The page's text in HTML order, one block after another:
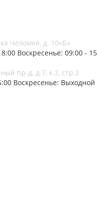
Челомея, д. 10«Б»
Воскресенье: 09:00 -
пр-д, д.7, к.2, стр.2
Воскресенье: Выходной